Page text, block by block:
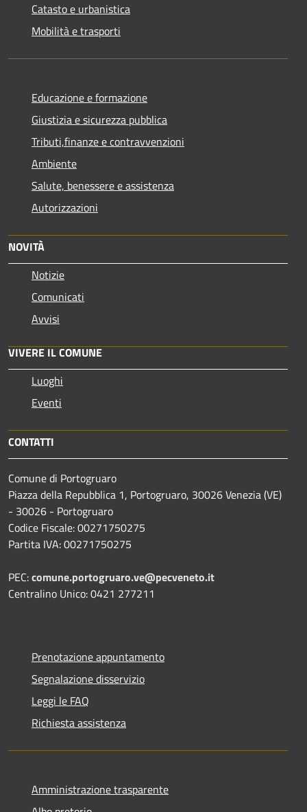
Catasto e urbanistica
Mobilità e trasporti
Educazione e formazione
Giustizia e sicurezza pubblica
Tributi,finanze e contravvenzioni
Ambiente
Salute, benessere e assistenza
Autorizzazioni
NOVITÀ
Notizie
Comunicati
Avvisi
VIVERE IL COMUNE
Luoghi
Eventi
CONTATTI
Comune di Portogruaro
Piazza della Repubblica 1, Portogruaro, 30026 Venezia (VE)
- 30026 - Portogruaro
Codice Fiscale: 00271750275
Partita IVA: 00271750275
PEC:comune.portogruaro.ve@pecveneto.it
Centralino Unico: 0421 277211
Prenotazione appuntamento
Segnalazione disservizio
Leggi le FAQ
Richiesta assistenza
Amministrazione trasparente